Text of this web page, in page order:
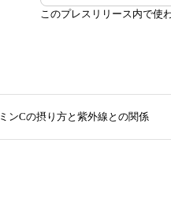
このプレスリリース内で使
Cの摂り方と紫外線との関係